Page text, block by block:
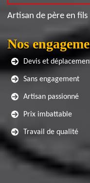
Artisan de père en fils
Nos
Devis et
Sans engagement
Artisan passionné
Prix imbattable
Travail de qualité